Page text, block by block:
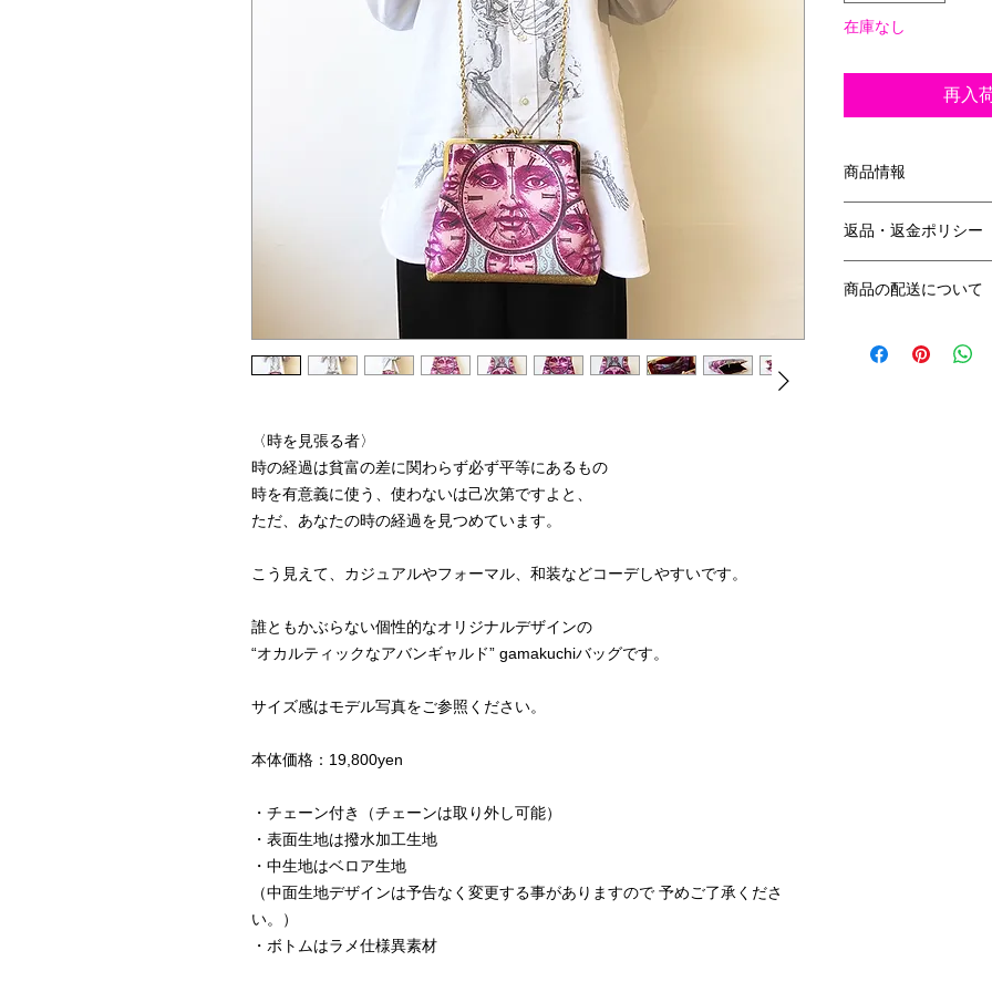
〈時を見張る者〉
時の経過は貧富の差に関わらず必ず平等にあるもの
時を有意義に使う、使わないは己次第ですよと、
ただ、あなたの時の経過を見つめています。
こう見えて、カジュアルやフォーマル、和装などコーデしやすいです。
誰ともかぶらない個性的なオリジナルデザインの
“オカルティックなアバンギャルド” gamakuchiバッグです。
サイズ感はモデル写真をご参照ください。
本体価格：19,800yen
・チェーン付き（チェーンは取り外し可能）
・表面生地は撥水加工生地
・中生地はベロア生地
（中面生地デザインは予告なく変更する事がありますので 予めご了承くださ
い。）
・ボトムはラメ仕様異素材
在庫なし
再入
商品情報
口金19.5cm
チェーン長さ：94cm
素 材：表＆中生地
返品・返金ポリシー
返品期限商品到着後
お客様都合による返
商品の配送について